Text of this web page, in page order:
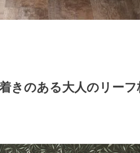
きのある大人のリー